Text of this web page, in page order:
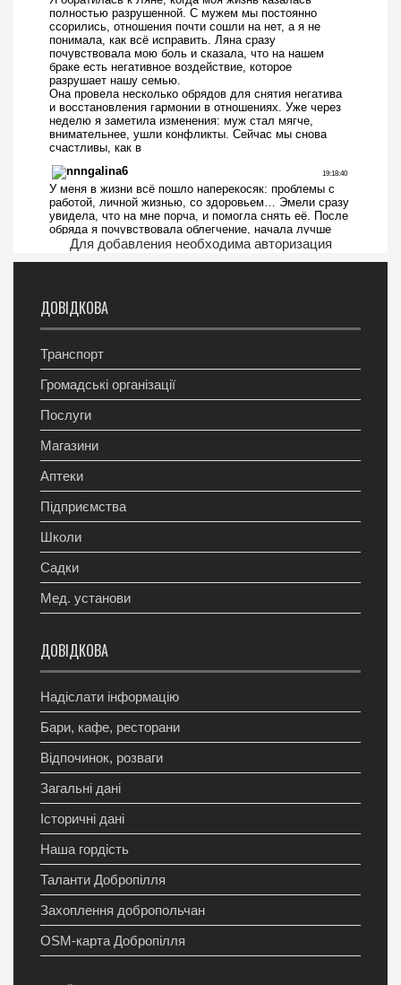
Для добавления необходима авторизация
ДОВІДКОВА
Транспорт
Громадські організації
Послуги
Магазини
Аптеки
Підприємства
Школи
Садки
Мед. установи
ДОВІДКОВА
Надіслати інформацію
Бари, кафе, ресторани
Відпочинок, розваги
Загальні дані
Історичні дані
Наша гордість
Таланти Добропілля
Захоплення добропольчан
OSM-карта Добропілля